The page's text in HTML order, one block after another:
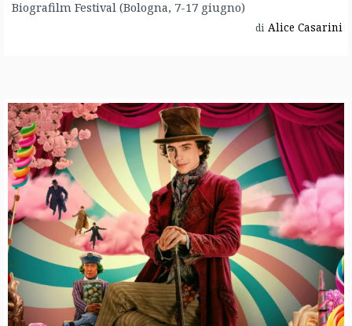
Biografilm Festival (Bologna, 7-17 giugno)
di Alice Casarini